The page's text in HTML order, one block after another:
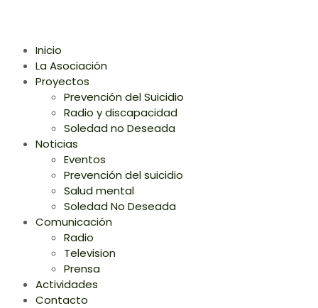
Inicio
La Asociación
Proyectos
Prevención del Suicidio
Radio y discapacidad
Soledad no Deseada
Noticias
Eventos
Prevención del suicidio
Salud mental
Soledad No Deseada
Comunicación
Radio
Television
Prensa
Actividades
Contacto